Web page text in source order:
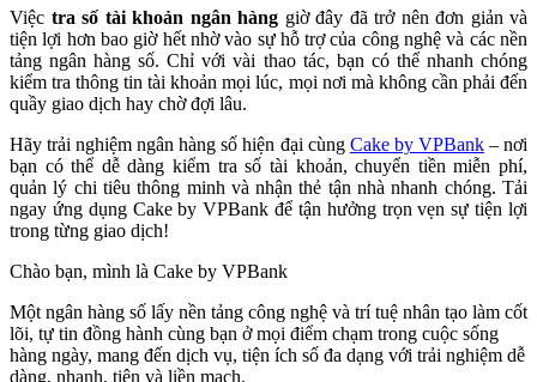
Việc tra số tài khoản ngân hàng giờ đây đã trở nên đơn giản và
tiện lợi hơn bao giờ hết nhờ vào sự hỗ trợ của công nghệ và các nền
tảng ngân hàng số. Chỉ với vài thao tác, bạn có thể nhanh chóng
kiểm tra thông tin tài khoản mọi lúc, mọi nơi mà không cần phải đến
quầy giao dịch hay chờ đợi lâu.
Hãy trải nghiệm ngân hàng số hiện đại cùng Cake by VPBank– nơi
bạn có thể dễ dàng kiểm tra số tài khoản, chuyển tiền miễn phí,
quản lý chi tiêu thông minh và nhận thẻ tận nhà nhanh chóng. Tải
ngay ứng dụng Cake by VPBank để tận hưởng trọn vẹn sự tiện lợi
trong từng giao dịch!
Chào bạn, mình là Cake by VPBank
Một ngân hàng số lấy nền tảng công nghệ và trí tuệ nhân tạo làm cốt
lõi, tự tin đồng hành cùng bạn ở mọi điểm chạm trong cuộc sống
hàng ngày, mang đến dịch vụ, tiện ích số đa dạng với trải nghiệm dễ
dàng, nhanh, tiện và liền mạch.